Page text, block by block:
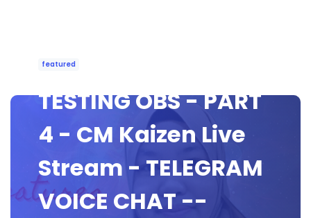
featured
TESTING OBS - PART
4 - CM Kaizen Live
Stream - TELEGRAM
VOICE CHAT --